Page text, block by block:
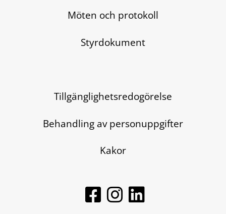
Möten och protokoll
Styrdokument
Tillgänglighetsredogörelse
Behandling av personuppgifter
Kakor